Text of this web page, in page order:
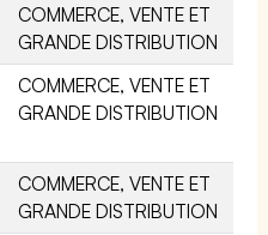
COMMERCE, VENTE ET
GRANDE DISTRIBUTION
COMMERCE, VENTE ET
GRANDE DISTRIBUTION
COMMERCE, VENTE ET
GRANDE DISTRIBUTION